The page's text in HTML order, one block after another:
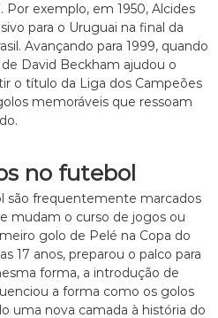
exemplo, em 1950, Alcides
para o Uruguai na final da
Avançando para 1999, quando
David Beckham ajudou o
o título da Liga dos Campeões
memoráveis que ressoam
no futebol
são frequentemente marcados
mudam o curso de jogos ou
golo de Pelé na Copa do
17 anos, preparou o palco para
forma, a introdução de
a forma como os golos
uma nova camada à história do